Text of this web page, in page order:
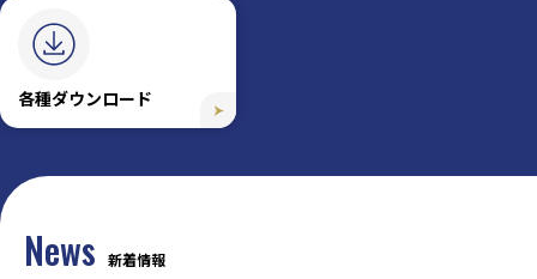
各種ダウンロード
News 新着情報